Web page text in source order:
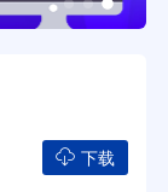
下载